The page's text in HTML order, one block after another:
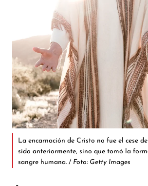
La encarnación de Cristo no fue el cese
sido anteriormente, sino que tomó la
sangre humana. / Foto: Getty Images